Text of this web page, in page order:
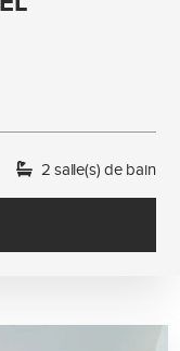
2 salle(s) de bain